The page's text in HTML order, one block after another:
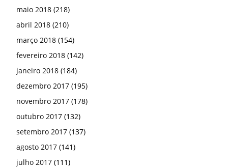
maio 2018 (218)
abril 2018 (210)
março 2018 (154)
fevereiro 2018 (142)
janeiro 2018 (184)
dezembro 2017 (195)
novembro 2017 (178)
outubro 2017 (132)
setembro 2017 (137)
agosto 2017 (141)
julho 2017 (111)